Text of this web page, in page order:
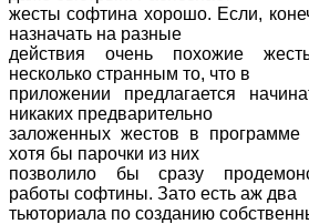
жесты софтина хорошо. Если,
назначать на разные
действия очень похожие
несколько странным то, что в
приложении предлагается
никаких предварительно
заложенных жестов в программе
хотя бы парочки из них
позволило бы сразу
работы софтины. Зато есть аж два
тьюториала по созданию